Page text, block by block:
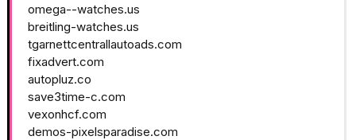
omega--watches.us
breitling-watches.us
tgarnettcentrallautoads.com
fixadvert.com
autopluz.co
save3time-c.com
vexonhcf.com
demos-pixelsparadise.com